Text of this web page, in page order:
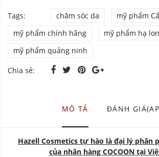
Tags: chăm sóc da
mỹ phẩm
mỹ phẩm chính hãng
mỹ phẩm hạ
mỹ phẩm quảng ninh
Chia sẻ:
MÔ TẢ ĐÁNH
Hazell Cosmetics tự hào là đại lý phân
của nhãn hàng COCOON tại